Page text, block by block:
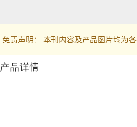
免责声明： 本刊内容及产品图片均为
产品详情